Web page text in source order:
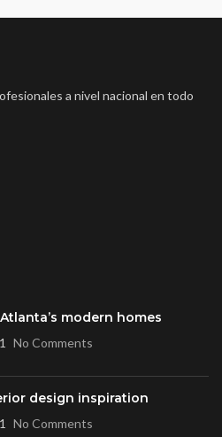
a nivel nacional en todo
modern homes
No Comments
design inspiration
No Comments